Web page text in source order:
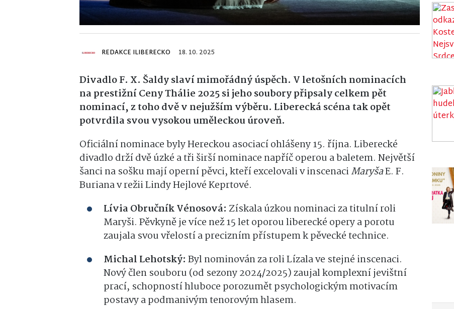
REDAKCE ILIBERECKO 18. 10. 2025
Divadlo F. X. Šaldy slaví mimořádný úspěch. V letošních nominacích
na prestižní Ceny Thálie 2025 si jeho soubory připsaly celkem pět
nominací, z toho dvě v nejužším výběru. Liberecká scéna tak opět
potvrdila svou vysokou uměleckou úroveň.
Oficiální nominace byly Hereckou asociací ohlášeny 15. října. Liberecké
divadlo drží dvě úzké a tři širší nominace napříč operou a baletem. Největší
šanci na sošku mají operní pěvci, kteří excelovali v inscenaciMaryšaE. F.
Buriana v režii Lindy Hejlové Keprtové.
Lívia Obručník Vénosová: Získala úzkou nominaci za titulní roli
Maryši. Pěvkyně je více než 15 let oporou liberecké opery a porotu
zaujala svou vřelostí a precizním přístupem k pěvecké technice.
Michal Lehotský: Byl nominován za roli Lízala ve stejné inscenaci.
Nový člen souboru (od sezony 2024/2025) zaujal komplexní jevištní
prací, schopností hluboce porozumět psychologickým motivacím
postavy a podmanivým tenorovým hlasem.